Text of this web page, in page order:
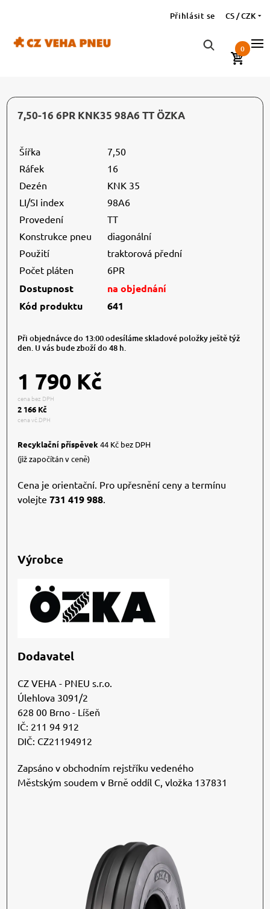
Přihlásit se CS / CZK
0
7,50-16 6PR KNK35 98A6 TT ÖZKA
Šířka
7,50
Ráfek
16
Dezén
KNK 35
LI/SI index
98A6
Provedení
TT
Konstrukce pneu
diagonální
Použití
traktorová přední
Počet pláten
6PR
Dostupnost
na objednání
Kód produktu
641
Při objednávce do 13:00 odesíláme skladové položky ještě týž
den. U vás bude zboží do 48 h.
1 790 Kč
cena bez DPH
2 166 Kč
cena vč.DPH
Recyklační příspěvek 44 Kč bez DPH
(již započítán v ceně)
Cena je orientační. Pro upřesnění ceny a termínu
volejte 731 419 988.
Výrobce
Dodavatel
CZ VEHA - PNEU s.r.o.
Úlehlova 3091/2
628 00 Brno - Líšeň
IČ: 211 94 912
DIČ: CZ21194912
Zapsáno v obchodním rejstříku vedeného
Městským soudem v Brně oddíl C, vložka 137831